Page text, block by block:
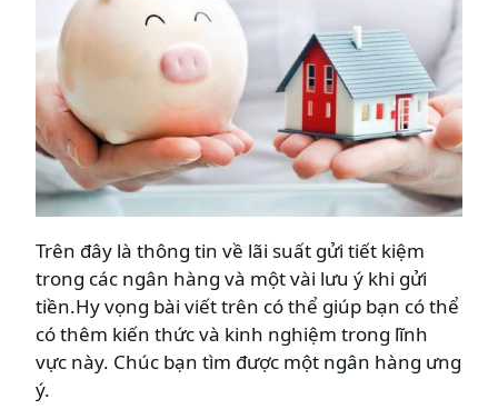
Trên đây là thông tin về lãi suất gửi tiết kiệm
trong các ngân hàng và một vài lưu ý khi gửi
tiền.Hy vọng bài viết trên có thể giúp bạn có thể
có thêm kiến ​​thức và kinh nghiệm trong lĩnh
vực này. Chúc bạn tìm được một ngân hàng ưng
ý.